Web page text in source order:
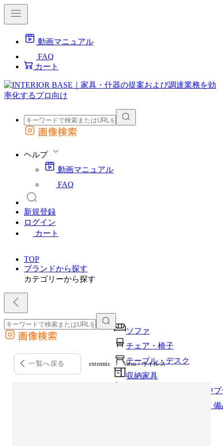
動画マニュアル
FAQ
カート
外部サイトの商品をカートに追加
画像検索
ヘルプ
動画マニュアル
FAQ
新規登録
ログイン
カート
TOP
ブランドから探す
カテゴリーから探す
ソファ
チェア・椅子
テーブル・デスク
収納家具
パーソナルブース・集中
オフィスアクセサリー・
外部サイトの商品をカートに追加
他のサイトで見つけた商品ページのURLを貼り付けて、カートに追加できます
画像検索
一覧へ戻る extremis Virus / ウイルス